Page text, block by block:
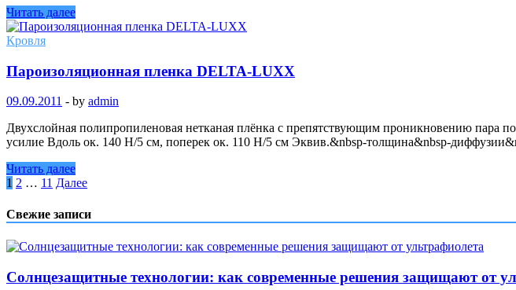
Читать далее
Кровля
Пароизоляционная пленка DELTA-LUXX
09.09.2011 - by admin
Двухслойная полипропиленовая нетканая плёнка с препятствующим проникновению пара
усилие Вдоль ок. 140 Н/5 см, поперек ок. 110 Н/5 см Эквив.&nbsp-толщина&nbsp-
Читать далее
Пагинация
записей
1 2 … 11 Далее
Свежие записи
Солнцезащитные технологии: как современные решения защищают от